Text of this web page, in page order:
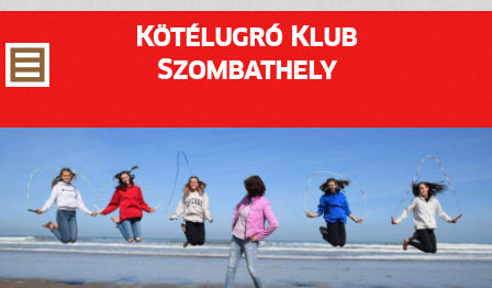
Kötélugró Klub
Szombathely